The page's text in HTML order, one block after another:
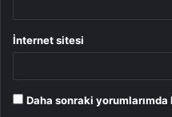
İnternet sitesi
Daha sonraki yorumlarımda